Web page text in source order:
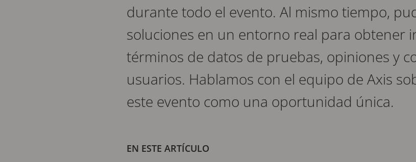
durante todo el evento. Al mismo tiempo,
soluciones en un entorno real para obtener
términos de datos de pruebas, opiniones y
usuarios. Hablamos con el equipo de Axis
este evento como una oportunidad única.
EN ESTE ARTÍCULO